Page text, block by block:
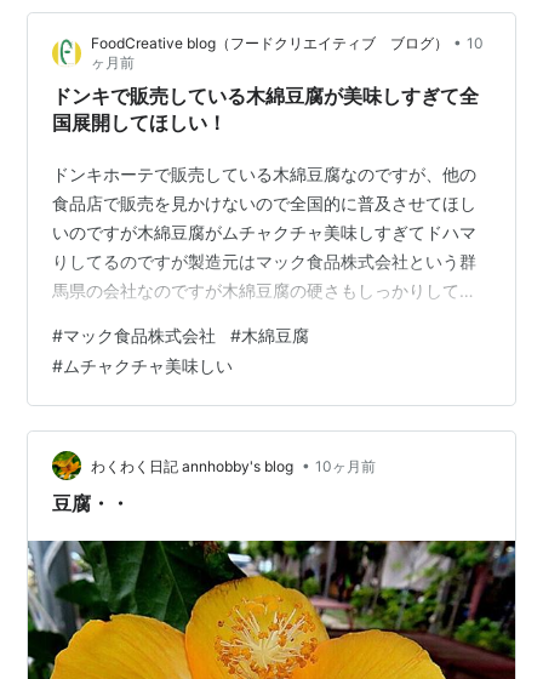
FoodCreative blog（フードクリエイティブ ブログ） • 10
ヶ月前
ドンキで販売している木綿豆腐が美味しすぎて全
国展開してほしい！
ドンキホーテで販売している木綿豆腐なのですが、他の
食品店で販売を見かけないので全国的に普及させてほし
いのですが木綿豆腐がムチャクチャ美味しすぎてドハマ
りしてるのですが製造元はマック食品株式会社という群
馬県の会社なのですが木綿豆腐の硬さもしっかりしてい
できるよう普及させてほしいです。男前豆腐とか言って
いる場合ではないですW元祖の木綿豆腐そのものを味わ
える正に木綿豆腐の見本の様な木綿豆腐でとても満足の
いく木綿豆腐です。
#マック食品株式会社 #木綿豆腐
#ムチャクチャ美味しい
わくわく日記 annhobby's blog • 10ヶ月前
豆腐・・